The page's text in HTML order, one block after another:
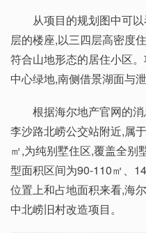
从项目的规划图中可
层的楼座,以三四层高密度
符合山地形态的居住小区
中心绿地,南侧借景湖面与
根据海尔地产官网的
李沙路北崂公交站附近,属
㎡,为纯别墅住区,覆盖全别
型面积区间为90-110㎡、
位置上和占地面积来看,海
中北崂旧村改造项目。